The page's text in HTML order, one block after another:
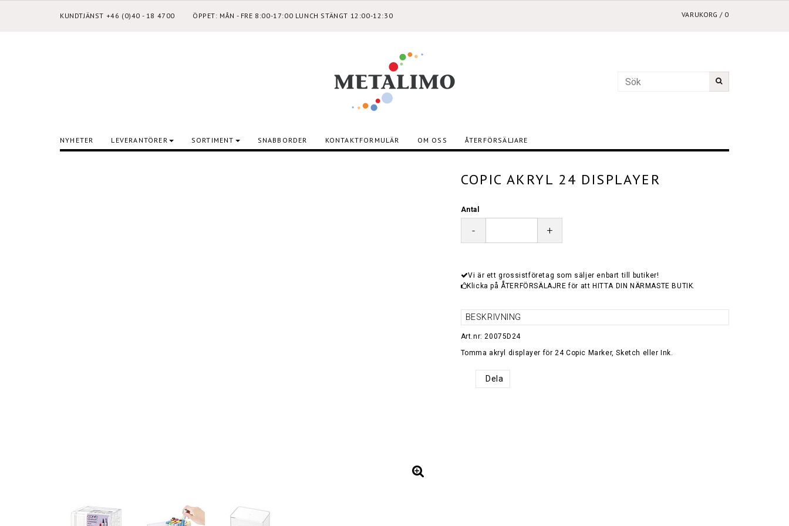
KUNDTJÄNST +46 (0)40 - 18 4700 ÖPPET: MÅN - FRE 8:00-17:00 LUNCH STÄNGT 12:00-12:30 VARUKORG / 0
NYHETER LEVERANTÖRER SORTIMENT SNABBORDER KONTAKTFORMULÄR OM OSS ÅTERFÖRSÄLJARE
COPIC AKRYL 24 DISPLAYER
Antal
- +
Vi är ett grossistföretag som säljer enbart till butiker!
Klicka på ÅTERFÖRSÄLAJRE för att HITTA DIN NÄRMASTE BUTIK.
BESKRIVNING
Art.nr: 20075D24
Tomma akryl displayer för 24 Copic Marker, Sketch eller Ink.
Dela